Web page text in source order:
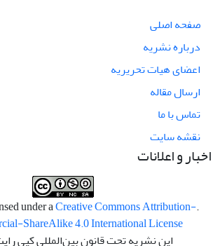
صفحه اصلی
درباره نشریه
اعضای هیات تحریریه
ارسال مقاله
تماس با ما
نقشه سایت
اخبار و اعلانات
.This work is licensed under a
Creative Commons Attribution-
ShareAlike 4.0 International License
این نشریه تحت قانون بین‌المللی کپی